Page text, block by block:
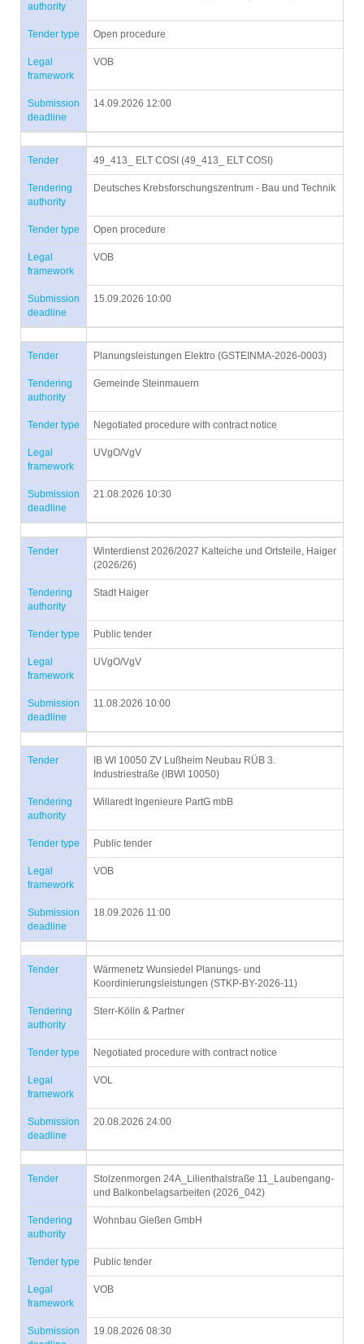
authority
Tender type Open procedure
Legal
framework
VOB
Submission
deadline
14.09.2026 12:00
Tender 49_413_ ELT COSI (49_413_ ELT COSI)
Tendering
authority
Deutsches Krebsforschungszentrum - Bau und Technik
Tender type Open procedure
Legal
framework
VOB
Submission
deadline
15.09.2026 10:00
Tender Planungsleistungen Elektro (GSTEINMA-2026-0003)
Tendering
authority
Gemeinde Steinmauern
Tender type Negotiated procedure with contract notice
Legal
framework
UVgO/VgV
Submission
deadline
21.08.2026 10:30
Tender
Winterdienst 2026/2027 Kalteiche und Ortsteile, Haiger
(2026/26)
Tendering
authority
Stadt Haiger
Tender type Public tender
Legal
framework
UVgO/VgV
Submission
deadline
11.08.2026 10:00
Tender
IB WI 10050 ZV Lußheim Neubau RÜB 3.
Industriestraße (IBWI 10050)
Tendering
authority
Willaredt Ingenieure PartG mbB
Tender type Public tender
Legal
framework
VOB
Submission
deadline
18.09.2026 11:00
Tender
Wärmenetz Wunsiedel Planungs- und
Koordinierungsleistungen (STKP-BY-2026-11)
Tendering
authority
Sterr-Kölln & Partner
Tender type Negotiated procedure with contract notice
Legal
framework
VOL
Submission
deadline
20.08.2026 24:00
Tender
Stolzenmorgen 24A_Lilienthalstraße 11_Laubengang-
und Balkonbelagsarbeiten (2026_042)
Tendering
authority
Wohnbau Gießen GmbH
Tender type Public tender
Legal
framework
VOB
Submission
19.08.2026 08:30